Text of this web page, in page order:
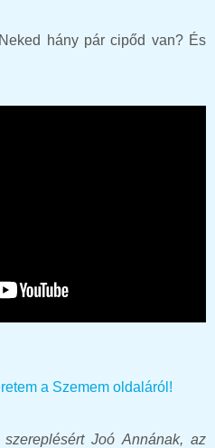
hány pár cipőd van? És
a Szemem oldaláról!
Joó Annának, az